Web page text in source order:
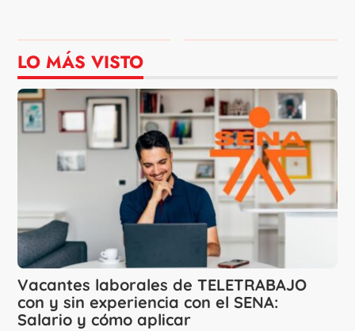
LO MÁS VISTO
Vacantes laborales de TELETRABAJO
con y sin experiencia con el SENA:
Salario y cómo aplicar